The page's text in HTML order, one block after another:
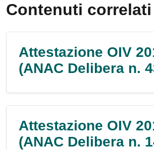
Contenuti correlati
Attestazione OIV
(ANAC Delibera n.
Attestazione OIV
(ANAC Delibera n.